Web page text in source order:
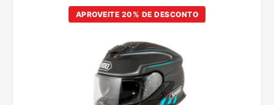
APROVEITE 20% DE DESCONTO